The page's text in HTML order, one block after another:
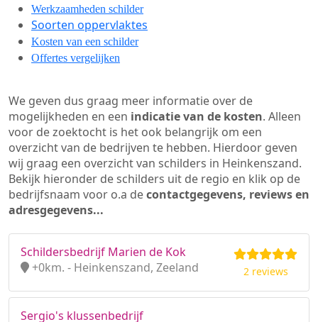
Werkzaamheden schilder
Soorten oppervlaktes
Kosten van een schilder
Offertes vergelijken
We geven dus graag meer informatie over de
mogelijkheden en een indicatie van de kosten. Alleen
voor de zoektocht is het ook belangrijk om een
overzicht van de bedrijven te hebben. Hierdoor geven
wij graag een overzicht van schilders in Heinkenszand.
Bekijk hieronder de schilders uit de regio en klik op de
bedrijfsnaam voor o.a decontactgegevens, reviews en
adresgegevens...
Schildersbedrijf Marien de Kok
+0km. - Heinkenszand, Zeeland
2 reviews
Sergio's klussenbedrijf